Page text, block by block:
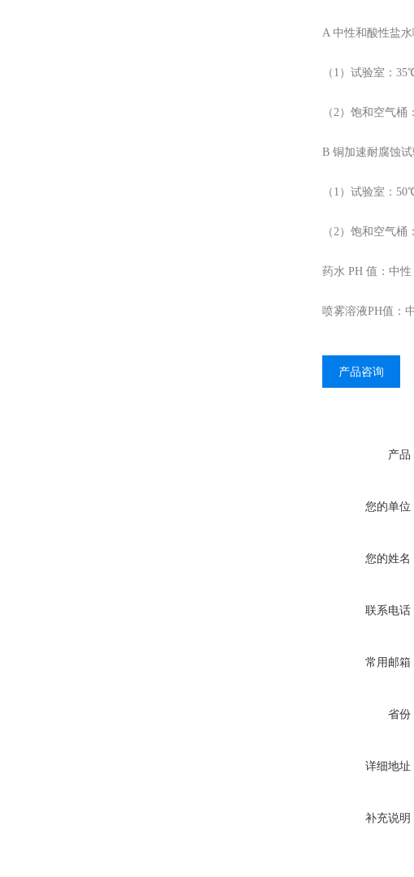
A 中性和酸性盐水
（1）试验室：
（2）饱和空气
B 铜加速耐腐蚀试
（1）试验室：
（2）饱和空气
药水 PH 值：中性
喷雾溶液PH值：
产品咨询
产品
您的单位
您的姓名
联系电话
常用邮箱
省份
详细地址
补充说明